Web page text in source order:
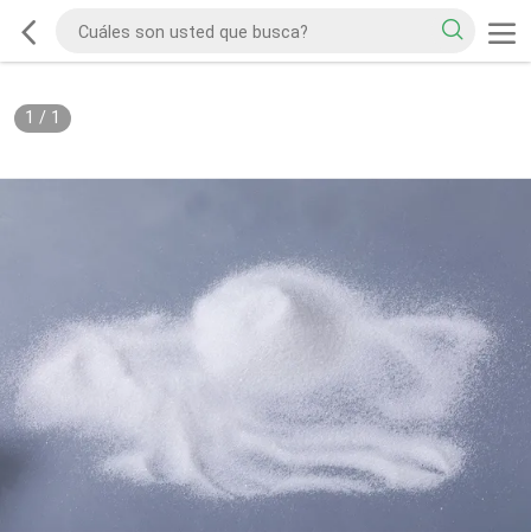
1 / 1